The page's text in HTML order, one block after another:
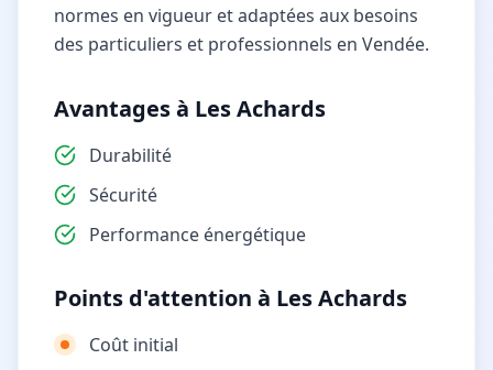
normes en vigueur et adaptées aux besoins
des particuliers et professionnels en Vendée.
Avantages à Les Achards
Durabilité
Sécurité
Performance énergétique
Points d'attention à Les Achards
Coût initial